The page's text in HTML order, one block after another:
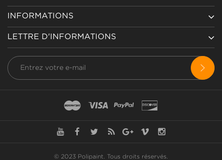
INFORMATIONS
LETTRE D'INFORMATIONS
© 2023 Polipaint. Tous droits réservés.